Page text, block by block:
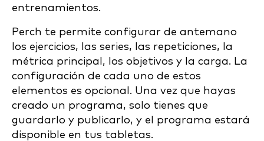
entrenamientos.
Perch te permite configurar de antemano
los ejercicios, las series, las repeticiones, la
métrica principal, los objetivos y la carga. La
configuración de cada uno de estos
elementos es opcional. Una vez que hayas
creado un programa, solo tienes que
guardarlo y publicarlo, y el programa estará
disponible en tus tabletas.